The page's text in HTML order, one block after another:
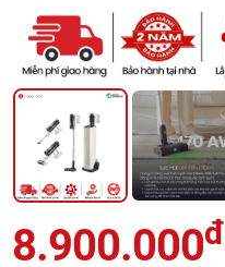
8.900.000đ